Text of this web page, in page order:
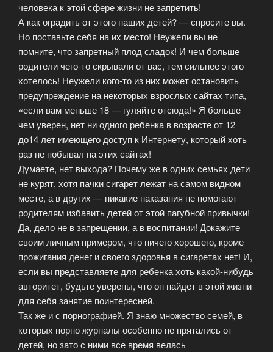
человека к этой сфере жизни не запретить!
А как оградить от этого наших детей? — спросите вы.
Но поставьте себя на их место! Неужели вы не
помните, что запретный плод сладок! И чем больше
родители чего-то скрывали от вас, тем сильнее этого
хотелось! Неужели кого-то из них может остановить
предупреждение на некоторых взрослых сайтах типа,
«если вам меньше 18 — гуляйте отсюда!» Я больше
чем уверен, нет ни одного ребенка в возрасте от 12
до14 лет имеющего доступ к Интернету, который хоть
раз не побывал на этих сайтах!
Думаете, нет выхода? Почему же в одних семьях дети
не курят, хотя пачки сигарет лежат на самом видном
месте, а в других — никакие наказания не помогают
родителям избавить детей от этой пагубной привычки!
Да, дело не в запрещении, а в воспитании! Докажите
своим личным примером, что ничего хорошего, кроме
прожигания денег и своего здоровья в сигаретах нет! И,
если вы представляете для ребенка хоть какой-нибудь
авторитет, будьте уверены, что он найдет в этой жизни
для себя занятие поинтересней.
Так же и с порнографией. Я знаю множество семей, в
которых порно журналы особенно не прятались от
детей, но зато с ними все время велась